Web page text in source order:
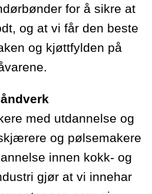
for å sikre at
og at vi får den beste
og kjøttfylden på
med utdannelse og
og pølsemakere
innen kokk- og
gjør at vi innehar